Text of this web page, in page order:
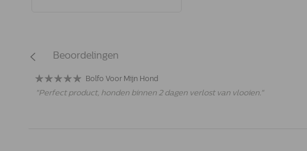
Beoordelingen
Bolfo Voor Mijn Hond
"Perfect product, honden binnen 2 dagen verlost van vlooien."